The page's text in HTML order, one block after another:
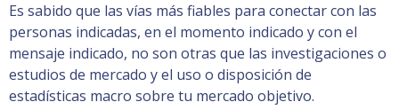
Es sabido que las vías más fiables para conectar con las
personas indicadas, en el momento indicado y con el
mensaje indicado, no son otras que las investigaciones o
estudios de mercado y el uso o disposición de
estadísticas macro sobre tu mercado objetivo.